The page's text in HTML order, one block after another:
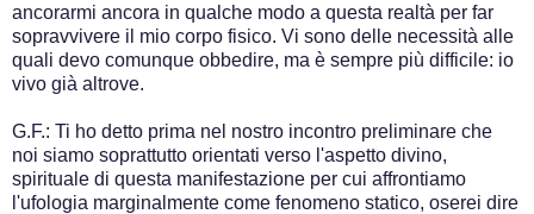
ancorarmi ancora in qualche modo a questa realtà per far
sopravvivere il mio corpo fisico. Vi sono delle necessità alle
quali devo comunque obbedire, ma è sempre più difficile: io
vivo già altrove.
G.F.: Ti ho detto prima nel nostro incontro preliminare che
noi siamo soprattutto orientati verso l'aspetto divino,
spirituale di questa manifestazione per cui affrontiamo
l'ufologia marginalmente come fenomeno statico, oserei dire